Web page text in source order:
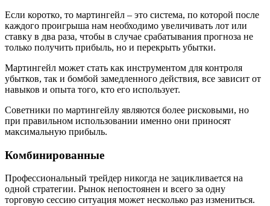
Если коротко, то мартингейл – это система, по которой после
каждого проигрыша нам необходимо увеличивать лот или
ставку в два раза, чтобы в случае срабатывания прогноза не
только получить прибыль, но и перекрыть убытки.
Мартингейл может стать как инструментом для контроля
убытков, так и бомбой замедленного действия, все зависит от
навыков и опыта того, кто его использует.
Советники по мартингейлу являются более рисковыми, но
при правильном использовании именно они приносят
максимальную прибыль.
Комбинированные
Профессиональный трейдер никогда не зацикливается на
одной стратегии. Рынок непостоянен и всего за одну
торговую сессию ситуация может несколько раз измениться.